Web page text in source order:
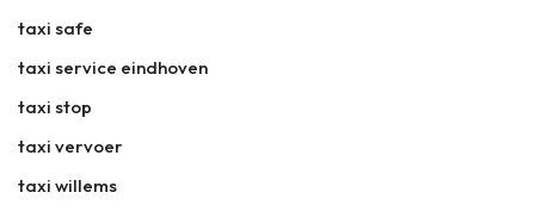
taxi safe
taxi service eindhoven
taxi stop
taxi vervoer
taxi willems